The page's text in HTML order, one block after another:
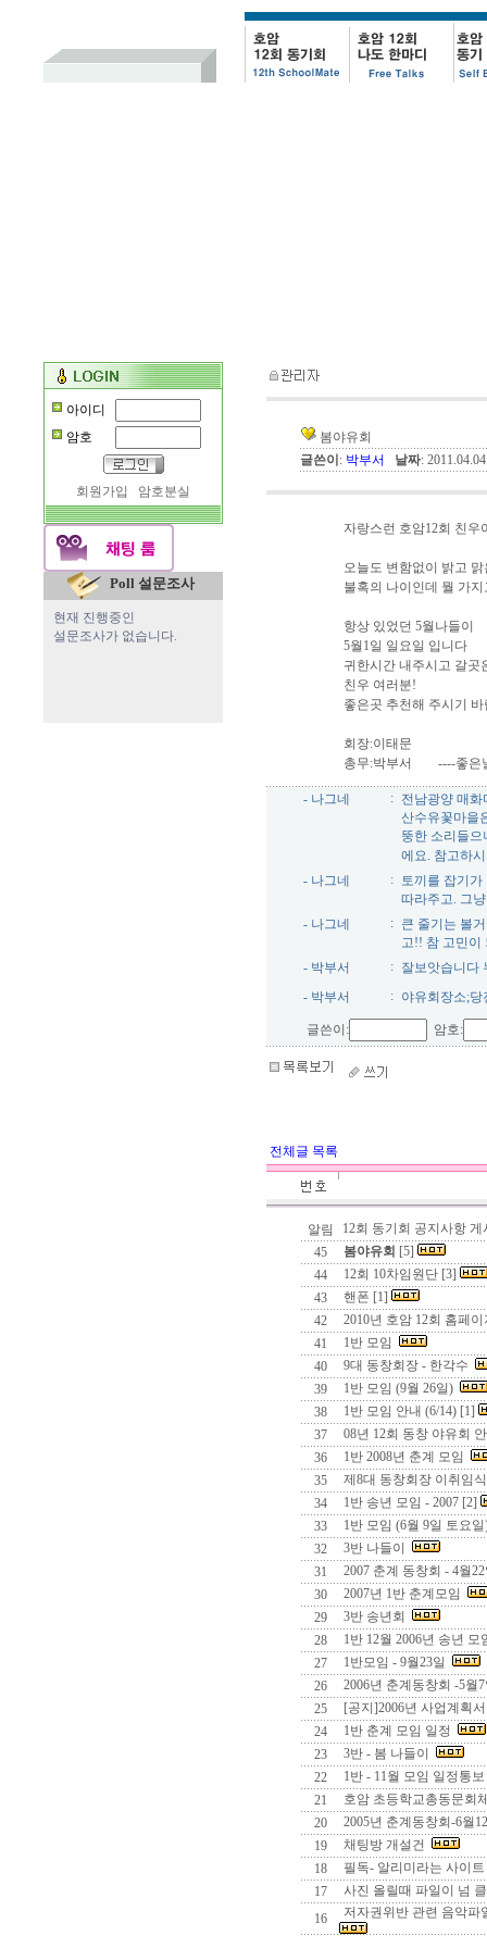
아이디
암호
회원가입 암호분실
Poll 설문조사
현재 진행중인
설문조사가 없습니다.
봄야유회
글쓴이 : 박부서 날짜:
자랑스런 호암12회 친우
오늘도 변함없이 밝고
불혹의 나이인데 뭘 가
항상 있었던 5월나들이
5월1일 일요일 입니다
귀한시간 내주시고 갈곳
친우 여러분!
좋은곳 추천해 주시기
회장:이태문
총무:박부서 ----좋은
- 나그네 : 전남광양 매
산수유꽃마을
뚱한 소리들
에요. 참고하
- 나그네
: 토끼를 잡기
따라주고. 그
- 나그네
: 큰 줄기는 볼
고!! 참 고민이
- 박부서
: 잘보앗습니다
- 박부서
: 야유회장소;
글쓴이: 암호:
전체글 목록
알림
12회 동기회 공지사항
45
봄야유회 [5]
44
12회 10차임원단 [3]
43
핸폰 [1]
42
2010년 호암 12회 홈페
41
1반 모임
40
9대 동창회장 - 한각수
39
1반 모임 (9월 26일)
38
1반 모임 안내 (6/14) [1]
37
08년 12회 동창 야유회
36
1반 2008년 춘계 모임
35
제8대 동창회장 이취임
34
1반 송년 모임 - 2007 [2]
33
1반 모임 (6월 9일 토요
32
3반 나들이
31
2007 춘계 동창회 - 4월
30
2007년 1반 춘계모임
29
3반 송년회
28
1반 12월 2006년 송년
27
1반모임 - 9월23일
26
2006년 춘계동창회 -5월
25
[공지]2006년 사업계획
24
1반 춘계 모임 일정
23
3반 - 봄 나들이
22
1반 - 11월 모임 일정통
21
호암 초등학교총동문회
20
2005년 춘계동창회-6월
19
채팅방 개설건
18
필독- 알리미라는 사이
17
사진 올릴때 파일이 넘
16
저자권위반 관련 음악